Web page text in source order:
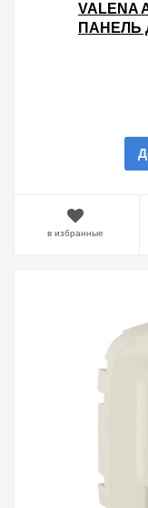
VALENA
ПАНЕЛЬ
в избранные